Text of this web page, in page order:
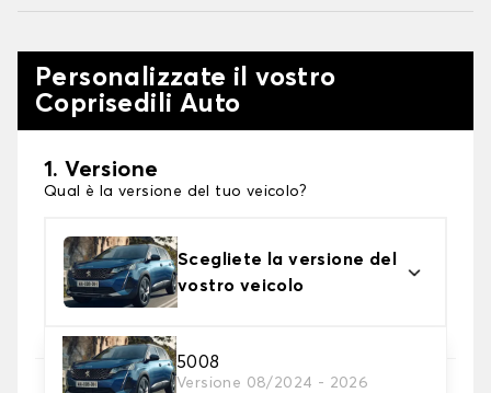
Personalizzate il vostro
Coprisedili Auto
1. Versione
Qual è la versione del tuo veicolo?
Scegliete la versione del
vostro veicolo
5008
Versione 08/2024 - 2026